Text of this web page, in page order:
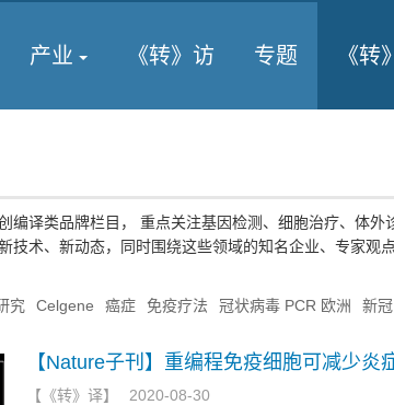
产业 《转》访 专题 《转
编译类品牌栏目， 重点关注基因检测、细胞治疗、体外
技术、新动态，同时围绕这些领域的知名企业、专家观
究 Celgene 癌症 免疫疗法 冠状病毒 PCR 欧洲 新冠
【Nature子刊】重编程免疫细胞可减少炎
【 《转》译】
2020-08-30